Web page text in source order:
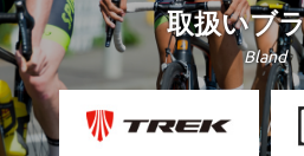
取扱いブ
Bland